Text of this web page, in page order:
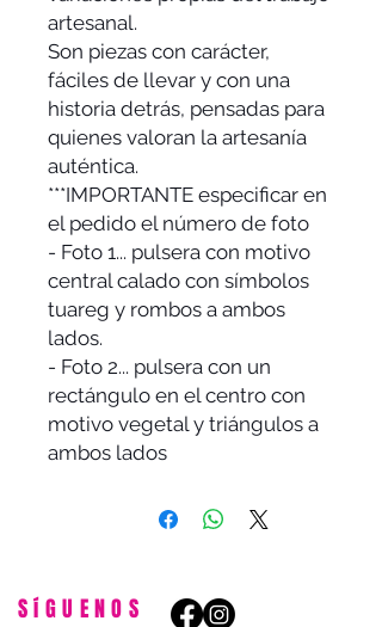
artesanal.
Son piezas con carácter,
fáciles de llevar y con una
historia detrás, pensadas para
quienes valoran la artesanía
auténtica.
***IMPORTANTE especificar en
el pedido el número de foto
- Foto 1... pulsera con motivo
central calado con símbolos
tuareg y rombos a ambos
lados.
- Foto 2... pulsera con un
rectángulo en el centro con
motivo vegetal y triángulos a
ambos lados
SíGUENOS